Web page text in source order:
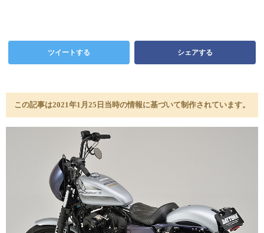
ツイートする シェアする
この記事は2021年1月25日当時の情報に基づいて制作されています。